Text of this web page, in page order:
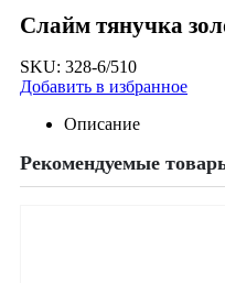
Слайм тянучка
SKU: 328-6/510
Добавить в избранное
Описание
Рекомендуемые